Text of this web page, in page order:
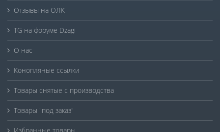
Отзывы на ОЛК
TG на форуме Dzagi
О нас
Конопляные ссылки
Товары снятые с производства
Товары "под заказ"